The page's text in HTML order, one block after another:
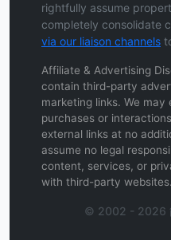
rightfully assume
completely consolidate
via our liaison channels
Affiliate & Advertising
contain third-party
marketing links. We
purchases or
external links at no
assume no legal
content, services, or
with third-party websites.
© 2002 - 2026